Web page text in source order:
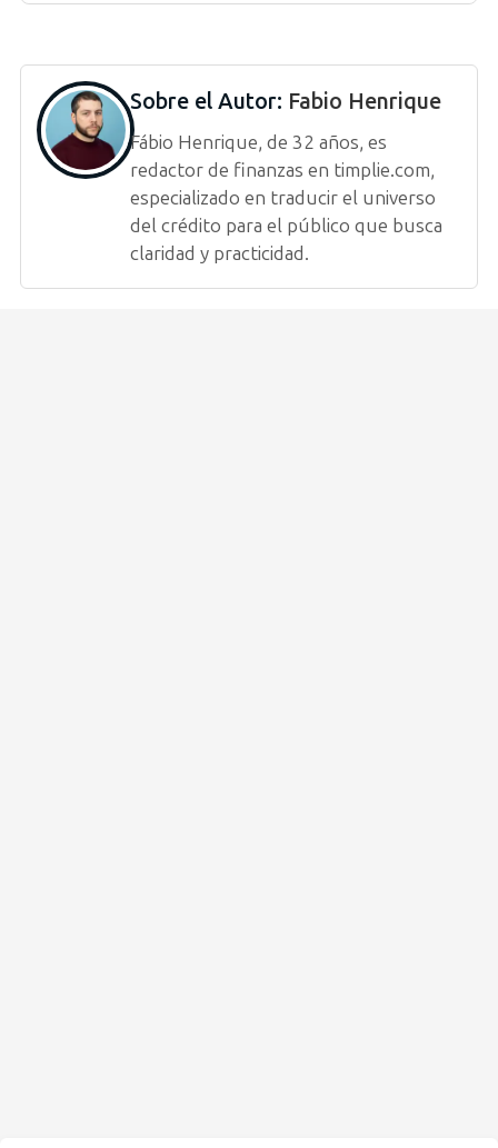
Sobre el Autor: Fabio Henrique
Fábio Henrique, de 32 años, es
redactor de finanzas en timplie.com,
especializado en traducir el universo
del crédito para el público que busca
claridad y practicidad.